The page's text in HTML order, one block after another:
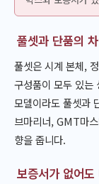
풀셋과 단품의
풀셋은 시계 본체,
구성품이 모두 있는
모델이라도 풀셋과
브마리너, GMT마
향을 줍니다.
보증서가 없어